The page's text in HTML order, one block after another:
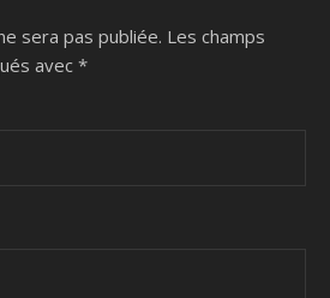
sera pas publiée. Les champs
avec *